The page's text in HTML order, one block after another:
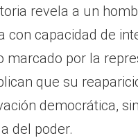
revela a un
con capacidad de
marcado por la
que su
democrática,
del poder.